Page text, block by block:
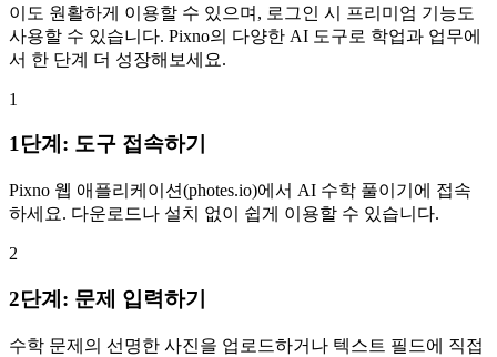
이도 원활하게 이용할 수 있으며, 로그인 시 프리미엄 기능도
사용할 수 있습니다. Pixno의 다양한 AI 도구로 학업과 업무에
서 한 단계 더 성장해보세요.
1
1단계: 도구 접속하기
Pixno 웹 애플리케이션(photes.io)에서 AI 수학 풀이기에 접속
하세요. 다운로드나 설치 없이 쉽게 이용할 수 있습니다.
2
2단계: 문제 입력하기
수학 문제의 선명한 사진을 업로드하거나 텍스트 필드에 직접